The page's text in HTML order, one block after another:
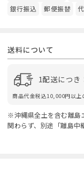
銀行振込
郵便振替
送料について
1配送につき
商品代金税込10,000円以上
※沖縄県全土を含む離島
関わらず、別途「離島中